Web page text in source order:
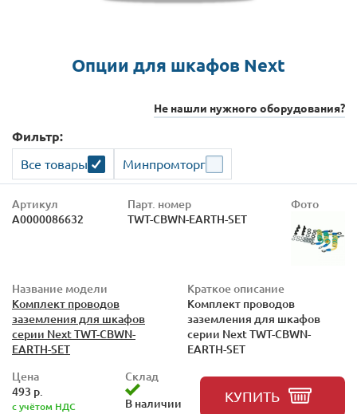
Опции для шкафов Next
Не нашли нужного оборудования?
Фильтр:
Все товары Минпромторг
Артикул
А0000086632
Парт. номер
TWT-CBWN-EARTH-SET
Фото
Название модели
Комплект проводов
заземления для шкафов
серии Next TWT-CBWN-
EARTH-SET
Краткое описание
Комплект проводов
заземления для шкафов
серии Next TWT-CBWN-
EARTH-SET
Цена
493 р.
с учётом НДС
Склад
В наличии
КУПИТЬ